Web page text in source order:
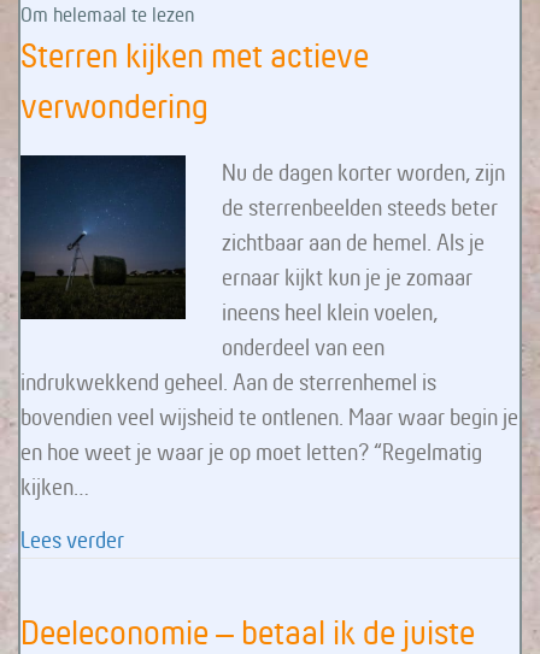
Om helemaal te lezen
Sterren kijken met actieve
verwondering
Nu de dagen korter worden, zijn
de sterrenbeelden steeds beter
zichtbaar aan de hemel. Als je
ernaar kijkt kun je je zomaar
ineens heel klein voelen,
onderdeel van een
indrukwekkend geheel. Aan de sterrenhemel is
bovendien veel wijsheid te ontlenen. Maar waar begin je
en hoe weet je waar je op moet letten? “Regelmatig
kijken…
Lees verderabout Sterren kijken met actieve verwondering
Deeleconomie – betaal ik de juiste